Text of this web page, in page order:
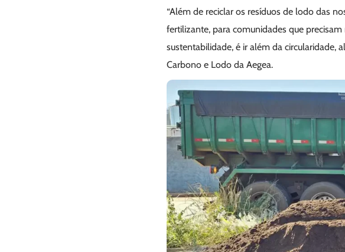
“Além de reciclar os resíduos de lodo das
fertilizante, para comunidades que
sustentabilidade, é ir além da circularidade,
Carbono e Lodo da Aegea.